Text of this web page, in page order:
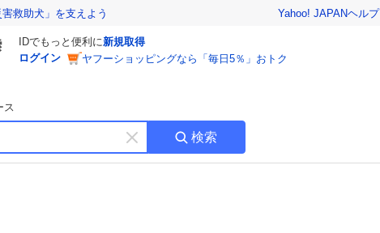
救助犬」を支えよう Yahoo! JAPANヘルプ
IDでもっと便利に新規取得
ログイン
ヤフーショッピングなら「毎日5％」おトク
ス
キ
ー
検索